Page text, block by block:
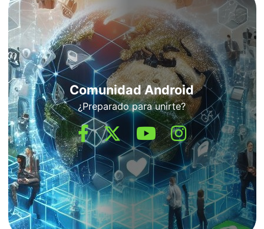
Comunidad Android
¿Preparado para unirte?